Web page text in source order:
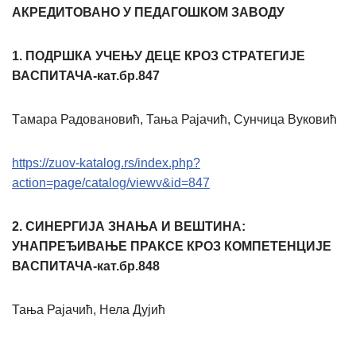
АКРЕДИТОВАНО У ПЕДАГОШКОМ ЗАВОДУ
1. ПОДРШКА УЧЕЊУ ДЕЦЕ КРОЗ СТРАТЕГИЈЕ
ВАСПИТАЧА-кат.бр.847
Tамара Радовановић, Тања Рајачић, Сунчица Вуковић
https://zuov-katalog.rs/index.php?
action=page/catalog/viewv&id=847
2. СИНЕРГИЈА ЗНАЊА И ВЕШТИНА:
УНАПРЕЂИВАЊЕ ПРАКСЕ КРОЗ КОМПЕТЕНЦИЈЕ
ВАСПИТАЧА-кат.бр.848
Тања Рајачић, Нела Дујић